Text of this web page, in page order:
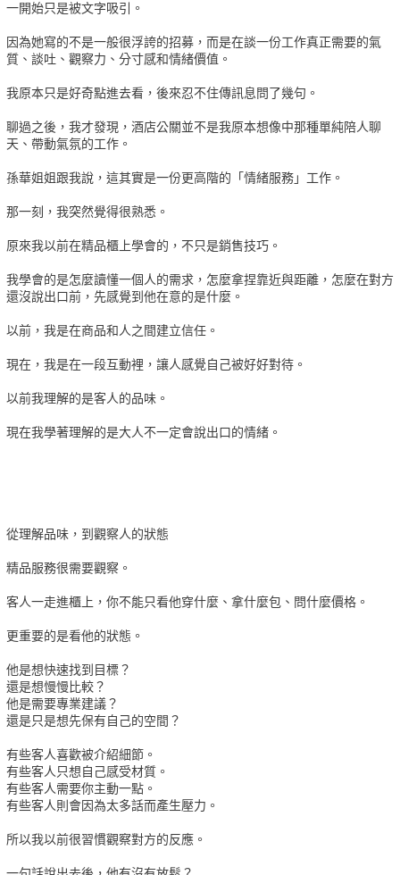
一開始只是被文字吸引。
因為她寫的不是一般很浮誇的招募，而是在談一份工作真正需要的氣
質、談吐、觀察力、分寸感和情緒價值。
我原本只是好奇點進去看，後來忍不住傳訊息問了幾句。
聊過之後，我才發現，酒店公關並不是我原本想像中那種單純陪人聊
天、帶動氣氛的工作。
孫華姐姐跟我說，這其實是一份更高階的「情緒服務」工作。
那一刻，我突然覺得很熟悉。
原來我以前在精品櫃上學會的，不只是銷售技巧。
我學會的是怎麼讀懂一個人的需求，怎麼拿捏靠近與距離，怎麼在對方
還沒說出口前，先感覺到他在意的是什麼。
以前，我是在商品和人之間建立信任。
現在，我是在一段互動裡，讓人感覺自己被好好對待。
以前我理解的是客人的品味。
現在我學著理解的是大人不一定會說出口的情緒。
從理解品味，到觀察人的狀態
精品服務很需要觀察。
客人一走進櫃上，你不能只看他穿什麼、拿什麼包、問什麼價格。
更重要的是看他的狀態。
他是想快速找到目標？
還是想慢慢比較？
他是需要專業建議？
還是只是想先保有自己的空間？
有些客人喜歡被介紹細節。
有些客人只想自己感受材質。
有些客人需要你主動一點。
有些客人則會因為太多話而產生壓力。
所以我以前很習慣觀察對方的反應。